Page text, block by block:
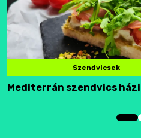
Szendvicsek
Mediterrán szendvics